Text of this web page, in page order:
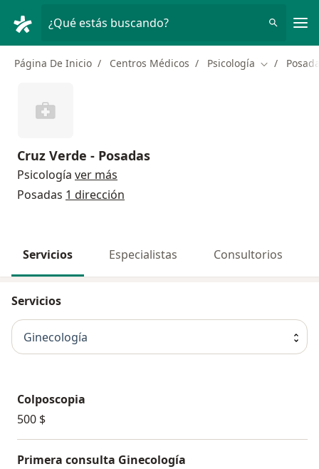
¿Qué estás buscando?
Página De Inicio Centros Médicos Psicología Cambiar de
Cruz Verde - Posadas
Psicología ver más
Posadas 1 dirección
Servicios Especialistas Consultorios
Servicios
Ginecología
Colposcopia
500 $
Primera consulta Ginecología